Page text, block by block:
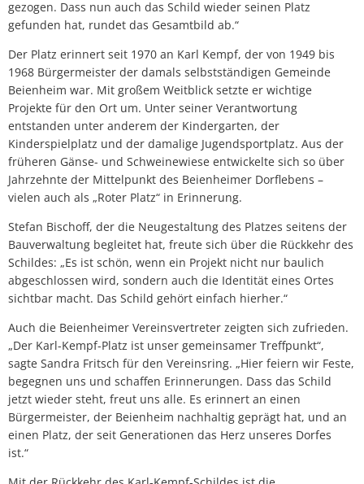
gezogen. Dass nun auch das Schild wieder seinen Platz
gefunden hat, rundet das Gesamtbild ab.“
Der Platz erinnert seit 1970 an Karl Kempf, der von 1949 bis
1968 Bürgermeister der damals selbstständigen Gemeinde
Beienheim war. Mit großem Weitblick setzte er wichtige
Projekte für den Ort um. Unter seiner Verantwortung
entstanden unter anderem der Kindergarten, der
Kinderspielplatz und der damalige Jugendsportplatz. Aus der
früheren Gänse- und Schweinewiese entwickelte sich so über
Jahrzehnte der Mittelpunkt des Beienheimer Dorflebens –
vielen auch als „Roter Platz“ in Erinnerung.
Stefan Bischoff, der die Neugestaltung des Platzes seitens der
Bauverwaltung begleitet hat, freute sich über die Rückkehr des
Schildes: „Es ist schön, wenn ein Projekt nicht nur baulich
abgeschlossen wird, sondern auch die Identität eines Ortes
sichtbar macht. Das Schild gehört einfach hierher.“
Auch die Beienheimer Vereinsvertreter zeigten sich zufrieden.
„Der Karl-Kempf-Platz ist unser gemeinsamer Treffpunkt“,
sagte Sandra Fritsch für den Vereinsring. „Hier feiern wir Feste,
begegnen uns und schaffen Erinnerungen. Dass das Schild
jetzt wieder steht, freut uns alle. Es erinnert an einen
Bürgermeister, der Beienheim nachhaltig geprägt hat, und an
einen Platz, der seit Generationen das Herz unseres Dorfes
ist.“